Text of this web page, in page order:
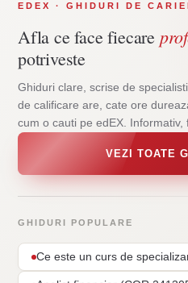
EDEX · GHIDURI DE
Afla ce face fiecare
potriveste
Ghiduri clare, scrise de
de calificare are, cate ore
cum o cauti pe edEX.
VEZI TOATE
GHIDURI POPULARE
Ce este un curs de